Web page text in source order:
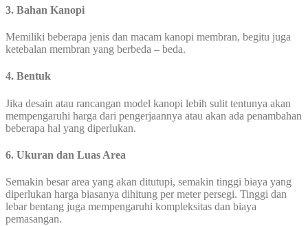
3. Bahan Kanopi
Memiliki beberapa jenis dan macam kanopi membran, begitu juga
ketebalan membran yang berbeda – beda.
4. Bentuk
Jika desain atau rancangan model kanopi lebih sulit tentunya akan
mempengaruhi harga dari pengerjaannya atau akan ada penambahan
beberapa hal yang diperlukan.
6. Ukuran dan Luas Area
Semakin besar area yang akan ditutupi, semakin tinggi biaya yang
diperlukan harga biasanya dihitung per meter persegi. Tinggi dan
lebar bentang juga mempengaruhi kompleksitas dan biaya
pemasangan.